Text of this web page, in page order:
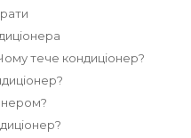
тече кондиціонер?